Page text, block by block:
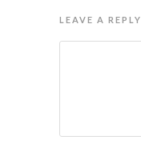
LEAVE A REPLY